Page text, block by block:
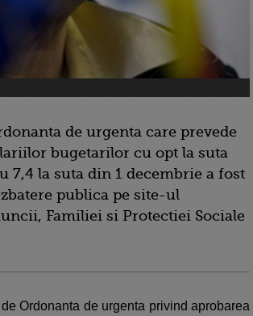
de urgenta care prevede
bugetarilor cu opt la suta
7,4 la suta din 1 decembrie a fost
publica pe site-ul
Familiei si Protectiei Sociale
Ordonanta de urgenta privind aprobarea